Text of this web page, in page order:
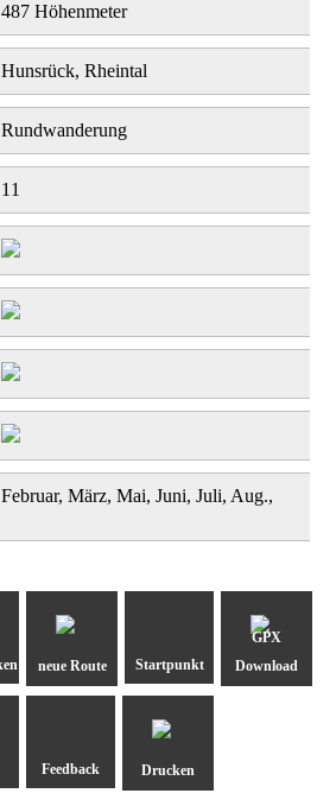
487 Höhenmeter
Hunsrück, Rheintal
Rundwanderung
11
Februar, März, Mai, Juni, Juli, Aug.,
neue Route
GPX
Download
Drucken